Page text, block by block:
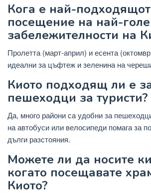
Кога е най-
посещение на най-
забележителности на
Пролетта (март-април) и есента
идеални за цъфтеж и зеленина на
Киото подходящ ли е
пешеходци за туристи?
Да, много райони са удобни за
на автобуси или велосипеди помага за
дълги разстояния.
Можете ли да носите
когато посещавате
Киото?